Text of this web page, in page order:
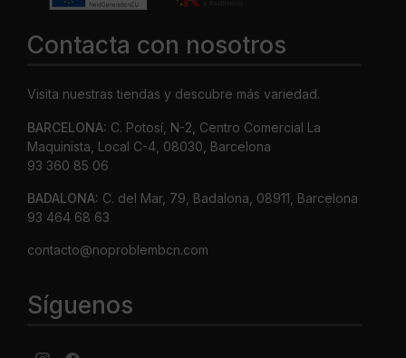
Contacta con nosotros
Visita nuestras tiendas y descubre más variedad.
BARCELONA: C. Potosí, N-2, Centro Comercial La
Maquinista, Local C-4, 08030, Barcelona
93 360 85 06
BADALONA: C. del Mar, 79, Badalona, 08911, Barcelona
93 464 68 63
contacto@noproblembcn.com
Síguenos